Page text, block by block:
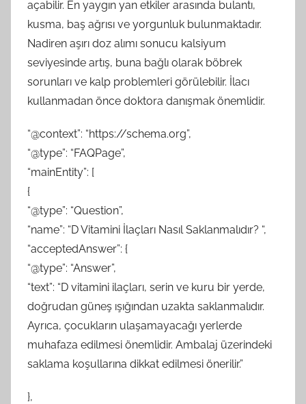
açabilir. En yaygın yan etkiler arasında bulantı,
kusma, baş ağrısı ve yorgunluk bulunmaktadır.
Nadiren aşırı doz alımı sonucu kalsiyum
seviyesinde artış, buna bağlı olarak böbrek
sorunları ve kalp problemleri görülebilir. İlacı
kullanmadan önce doktora danışmak önemlidir.
“@context”: “https://schema.org”,
“@type”: “FAQPage”,
“mainEntity”: [
{
“@type”: “Question”,
“name”: “D Vitamini İlaçları Nasıl Saklanmalıdır? “,
“acceptedAnswer”: {
“@type”: “Answer”,
“text”: “D vitamini ilaçları, serin ve kuru bir yerde,
doğrudan güneş ışığından uzakta saklanmalıdır.
Ayrıca, çocukların ulaşamayacağı yerlerde
muhafaza edilmesi önemlidir. Ambalaj üzerindeki
saklama koşullarına dikkat edilmesi önerilir.”
},